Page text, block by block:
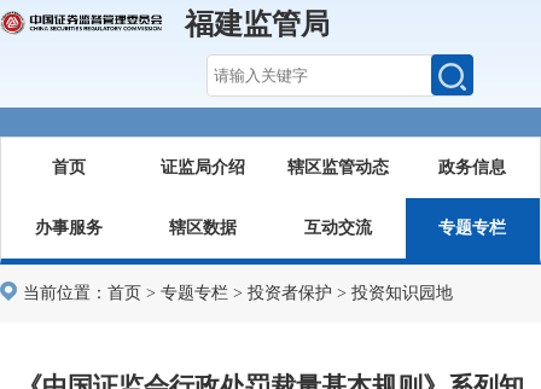
福建监管局
首页 证监局介绍 辖区监管动态 政务信息
办事服务 辖区数据 互动交流 专题专栏
当前位置： 首页 > 专题专栏 > 投资者保护 > 投资知识园地